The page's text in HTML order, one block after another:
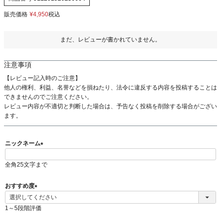
販売価格 ¥4,950税込
まだ、レビューが書かれていません。
注意事項
【レビュー記入時のご注意】
他人の権利、利益、名誉などを損ねたり、法令に違反する内容を投稿することは
できませんのでご注意ください。
レビュー内容が不適切と判断した場合は、予告なく投稿を削除する場合がござい
ます。
ニックネーム
必
全角25文字まで
おすすめ度
(
必
1～5段階評価